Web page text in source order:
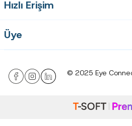
Hızlı Erişim
Üye
© 2025 Eye